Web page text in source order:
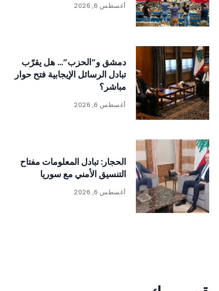
أغسطس 6, 2026
دمشق و”الحزب”… هل يقرّب
تبادل الرسائل الإيجابية فتح حوار
مباشر؟
أغسطس 6, 2026
الحجار: تبادل المعلومات مفتاح
التنسيق الأمني مع سوريا
أغسطس 6, 2026